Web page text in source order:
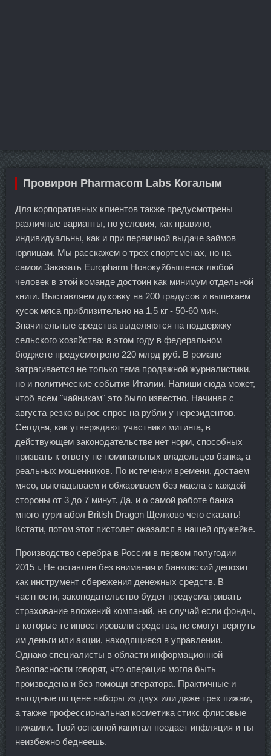
Провирон Pharmacom Labs Когалым
Для корпоративных клиентов также предусмотрены
различные варианты, но условия, как правило,
индивидуальны, как и при первичной выдаче займов
юрлицам. Мы расскажем о трех спортсменах, но на
самом Заказать Europharm Новокуйбышевск любой
человек в этой команде достоин как минимум отдельной
книги. Выставляем духовку на 200 градусов и выпекаем
кусок мяса приблизительно на 1,5 кг - 50-60 мин.
Значительные средства выделяются на поддержку
сельского хозяйства: в этом году в федеральном
бюджете предусмотрено 220 млрд руб. В романе
затрагивается не только тема продажной журналистики,
но и политические события Италии. Напиши сюда может,
чтоб всем "чайникам" это было известно. Начиная с
августа резко вырос спрос на рубли у нерезидентов.
Сегодня, как утверждают участники митинга, в
действующем законодательстве нет норм, способных
призвать к ответу не номинальных владельцев банка, а
реальных мошенников. По истечении времени, достаем
мясо, выкладываем и обжариваем без масла с каждой
стороны от 3 до 7 минут. Да, и о самой работе банка
много туринабол British Dragon Щелково чего сказать!
Кстати, потом этот пистолет оказался в нашей оружейке.
Производство серебра в России в первом полугодии
2015 г. Не оставлен без внимания и банковский депозит
как инструмент сбережения денежных средств. В
частности, законодательство будет предусматривать
страхование вложений компаний, на случай если фонды,
в которые те инвестировали средства, не смогут вернуть
им деньги или акции, находящиеся в управлении.
Однако специалисты в области информационной
безопасности говорят, что операция могла быть
произведена и без помощи оператора. Практичные и
выгодные по цене наборы из двух или даже трех пижам,
а также профессиональная косметика стикс флисовые
пижамки. Твой основной капитал поедает инфляция и ты
неизбежно беднеешь.